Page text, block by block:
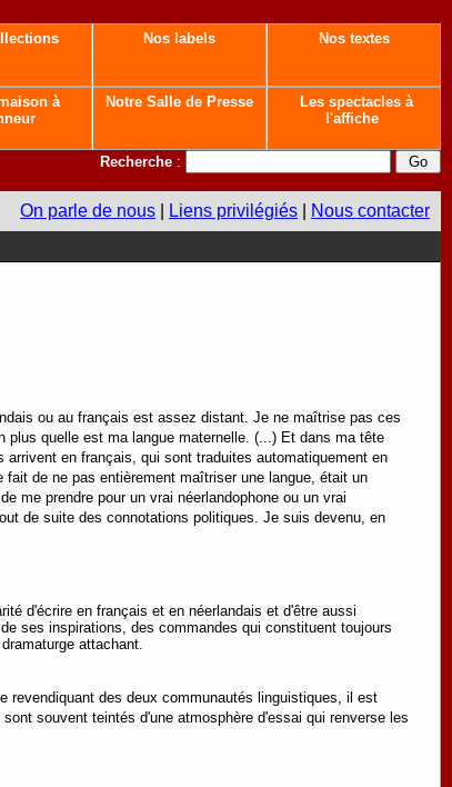
Nos labels Nos textes
à
Notre Salle de Presse
Les spectacles à
l'affiche
Recherche :
On parle de nous Liens privilégiés Nous contacter
ou au français est assez distant. Je ne maîtrise pas ces
plus quelle est ma langue maternelle. (...) Et dans ma tête
en français, qui sont traduites automatiquement en
de ne pas entièrement maîtriser une langue, était un
me prendre pour un vrai néerlandophone ou un vrai
de suite des connotations politiques. Je suis devenu, en
d'écrire en français et en néerlandais et d'être aussi
ses inspirations, des commandes qui constituent toujours
attachant.
revendiquant des deux communautés linguistiques, il est
souvent teintés d'une atmosphère d'essai qui renverse les